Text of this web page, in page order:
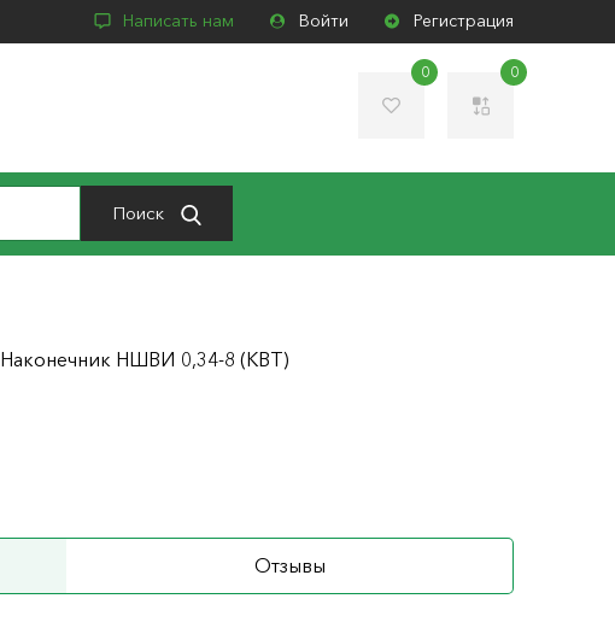
Написать нам Войти Регистрация
0 0
Поиск
Наконечник НШВИ 0,34-8 (КВТ)
Отзывы